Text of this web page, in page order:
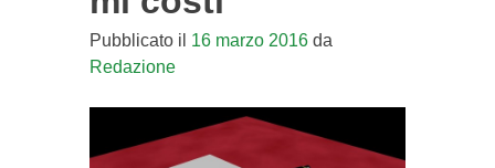
Pubblicato il 16 marzo 2016da
Redazione